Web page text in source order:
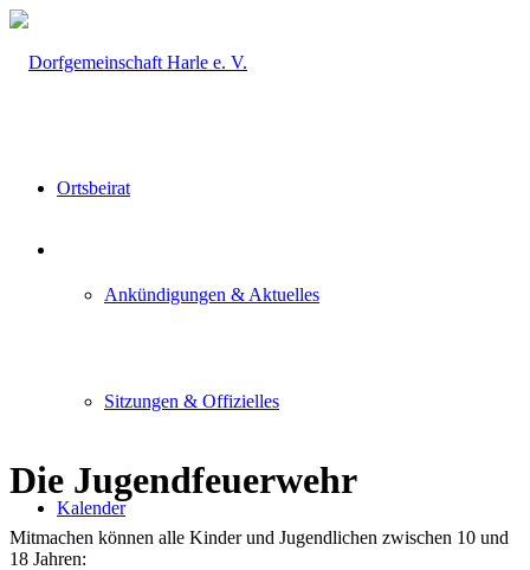
Ortsbeirat
Ankündigungen & Aktuelles
Sitzungen & Offizielles
Kalender
Die Jugendfeuerwehr
Mitmachen können alle Kinder und Jugendlichen zwischen 10 und
18 Jahren: